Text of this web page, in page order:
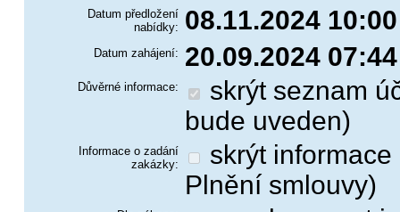
Datum předložení
nabídky: 08.11.2024 10:00
Datum zahájení: 20.09.2024 07:44
Důvěrné informace:
bude uveden)
Informace o zadání
zakázky:
Plnění smlouvy)